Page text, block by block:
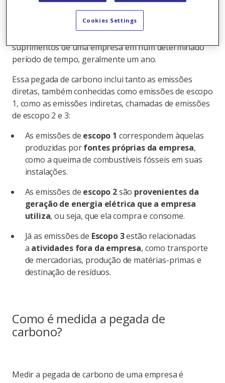
quantidade de dióxido de carbono
(CO2) e outros GEE libertados na atmosfera
suprimentos de uma empresa em num determinado
período de tempo, geralmente um ano.
Essa pegada de carbono inclui tanto as emissões
diretas, também conhecidas como emissões de escopo
1, como as emissões indiretas, chamadas de emissões
de escopo 2 e 3:
As emissões de escopo 1 correspondem àquelas
produzidas porfontes próprias da empresa,
como a queima de combustíveis fósseis em suas
instalações.
As emissões de escopo 2são provenientes da
geração de energia elétrica que a empresa
utiliza, ou seja, que ela compra e consome.
Já as emissões de Escopo 3estão relacionadas
a atividades fora da empresa, como transporte
de mercadorias, produção de matérias-primas e
destinação de resíduos.
Como é medida a pegada de
carbono?
Medir a pegada de carbono de uma empresa é
Cookies Settings